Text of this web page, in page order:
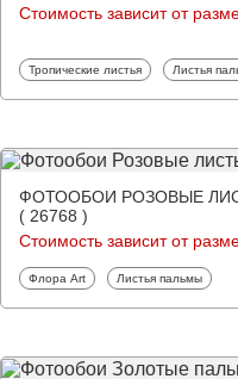
Стоимость зависит от
Фотообои
Тропические листья Фотообои
Листья
ФОТООБОИ РОЗОВЫЕ
( 26768 )
Стоимость зависит от
Фотообои
Флора Art Фотообои
Листья пальмы